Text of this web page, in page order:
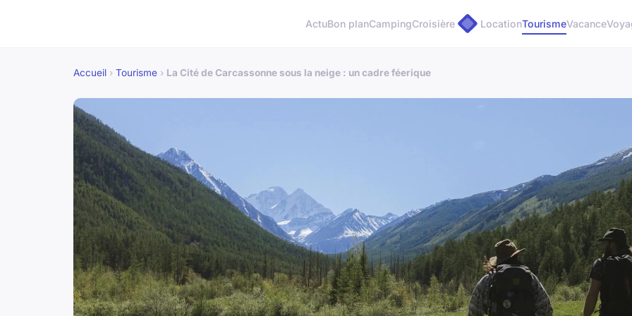
ActuBon planCampingCroisière LocationTourismeVacance
Accueil › Tourisme › La Cité de Carcassonne sous la neige : un cadre féerique